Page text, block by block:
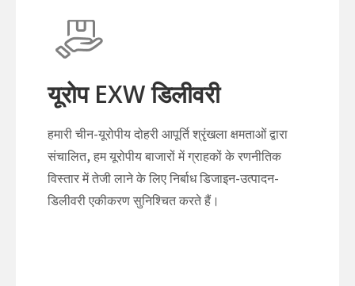
यूरोप EXW डिलीवरी
हमारी चीन-यूरोपीय दोहरी आपूर्ति श्रृंखला क्षमताओं द्वारा
संचालित, हम यूरोपीय बाजारों में ग्राहकों के रणनीतिक
विस्तार में तेजी लाने के लिए निर्बाध डिजाइन-उत्पादन-
डिलीवरी एकीकरण सुनिश्चित करते हैं।